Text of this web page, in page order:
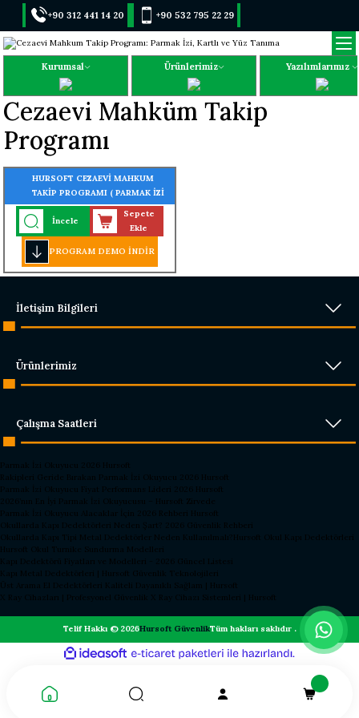
+90 312 441 14 20 +90 532 795 22 29
Kurumsal Ürünlerimiz Yazılımlarımız
Cezaevi Mahküm Takip
Programı
HURSOFT CEZAEVİ MAHKUM
TAKİP PROGRAMI ( PARMAK İZİ
- KARTLI - YÜZ TANIMALI -
TURNİKE GEÇİŞ SİSTEMLİ)
İncele
Sepete
Ekle
PROGRAM DEMO İNDİR
İletişim Bilgileri
Ürünlerimiz
Çalışma Saatleri
Parmak İzi Okuyucu 2026 Hursoft
Rakipleri Geride Bırakan Parmak İzi Okuyucu 2026 Hursoft
Parmak İzi Okuyucu Fiyat Performans Lideri 2026 Hursoft
2026’nın En İyi Parmak İzi Okuyucusu – Hursoft Zirvede
Parmak İzi Okuyucu Alacaklar İçin 2026 Rehberi Hursoft
Okullarda Kapı Dedektörleri Neden Şart? 2026 Güvenlik Rehberi
Okullarda Kapı Tipi Metal Dedektörler Neden Kullanılmalı?Hursoft Okul Kapı Dedektörleri
Hursoft Okul Turnike Sundurma Modelleri
Kapı Dedektörü Fiyatları ve Modelleri - 2026 Güncel Listesi
Kapı Metal Dedektörleri | Hursoft Güvenlik Teknolojileri
Üst Arama El Dedektörleri Kaliteli Dayanıklı Sağlam | Hursoft
X Ray Cihazları | Profesyonel Güvenlik X Ray Cihazı Sistemleri | Hursoft
Telif Hakkı © 2026Hursoft GüvenlikTüm hakları saklıdır .
ideasoft
e-